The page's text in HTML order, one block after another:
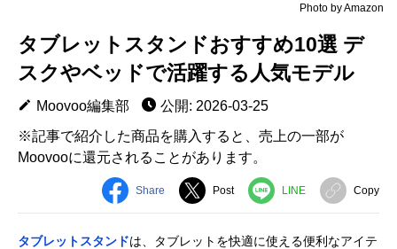
Photo by Amazon
タブレットスタンドおすすめ10選 デ
スクやベッドで活躍する人気モデル
Moovoo編集部
公開: 2026-03-25
※記事で紹介した商品を購入すると、売上の一部が
Moovooに還元されることがあります。
Share Post LINE Copy
タブレットスタンドは、タブレットを快適に使える便利なアイテ